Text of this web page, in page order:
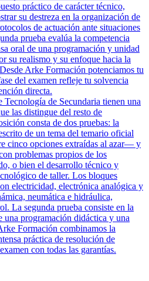
práctico de carácter técnico,
su destreza en la organización de
de actuación ante situaciones
prueba evalúa la competencia
oral de una programación y unidad
su realismo y su enfoque hacia la
Arke Formación potenciamos tu
del examen refleje tu solvencia
directa.
Tecnología de Secundaria tienen una
las distingue del resto de
consta de dos pruebas: la
de un tema del temario oficial
cinco opciones extraídas al azar— y
problemas propios de los
o bien el desarrollo técnico y
de taller. Los bloques
electricidad, electrónica analógica y
neumática e hidráulica,
La segunda prueba consiste en la
una programación didáctica y una
Formación combinamos la
práctica de resolución de
con todas las garantías.